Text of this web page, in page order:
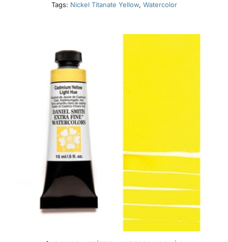
Tags: Nickel Titanate Yellow, Watercolor